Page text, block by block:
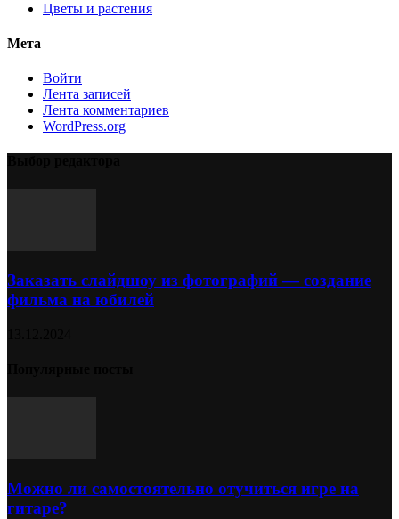
Цветы и растения
Мета
Войти
Лента записей
Лента комментариев
WordPress.org
Заказать слайдшоу из фотографий — создание
фильма на юбилей
Можно ли самостоятельно отучиться игре на
гитаре?